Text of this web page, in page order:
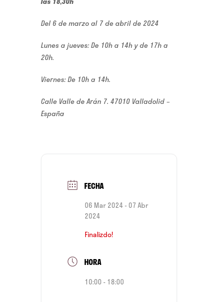
Del 6 de marzo al 7 de abril de 2024
Lunes a jueves: De 10h a 14h y de 17h a
20h.
Viernes: De 10h a 14h.
Calle Valle de Arán 7. 47010 Valladolid –
España
FECHA
06 Mar 2024- 07 Abr
2024
Finalizdo!
HORA
10:00 - 18:00